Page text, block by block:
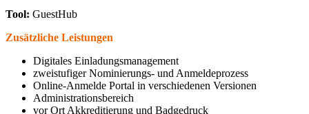
Tool: GuestHub
Zusätzliche Leistungen
Digitales Einladungsmanagement
zweistufiger Nominierungs- und Anmeldeprozess
Online-Anmelde Portal in verschiedenen Versionen
Administrationsbereich
vor Ort Akkreditierung und Badgedruck